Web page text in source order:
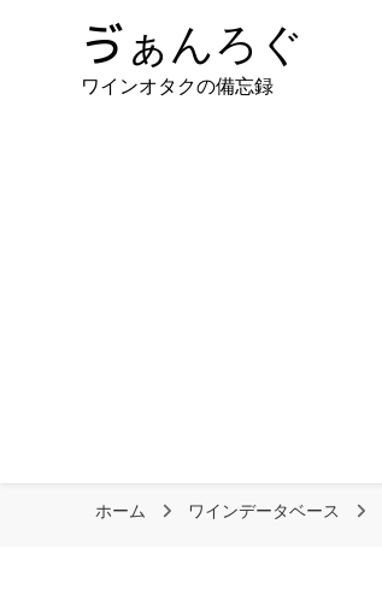
ゔぁんろぐ
ワインオタクの備忘録
ホーム ワインデータベース